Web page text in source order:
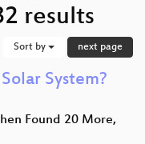
results
Sort by next page
System?
Found 20 More,